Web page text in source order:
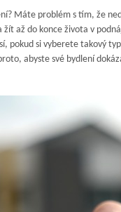
Máte problém s tím, že
až do konce života v
pokud si vyberete takový
abyste své bydlení